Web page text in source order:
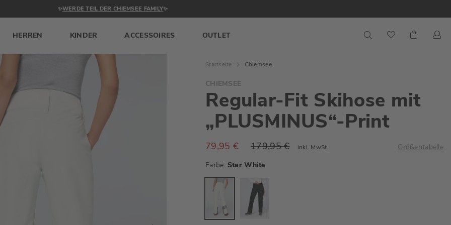
✨WERDE TEIL DER CHIEMSEE FAMILY✨
HERREN KINDER ACCESSOIRES OUTLET
Mein
CHIEMSEE
Regular-Fit Skihose mit
„PLUSMINUS“-Print
79,95 € 179,95 € inkl. MwSt.
Größentabelle
Farbe Star White
Startseite Chiemsee